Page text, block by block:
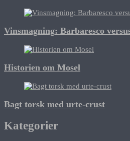
Vinsmagning: Barbaresco
Historien om Mosel
Bagt torsk med urte-crust
Kategorier